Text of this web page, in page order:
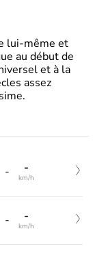
lui-même et
au début de
et à la
assez
- -
km/h
- -
km/h